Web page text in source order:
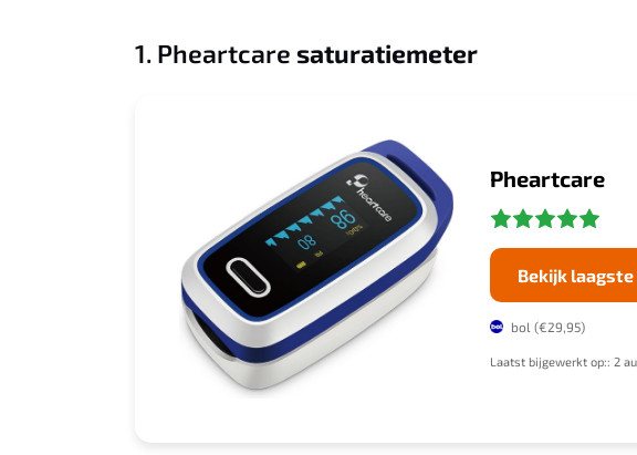
1. Pheartcare saturatiemeter
Pheartcare
Bekijk
bol (€29,95)
Laatst bijgewerkt op:: 2